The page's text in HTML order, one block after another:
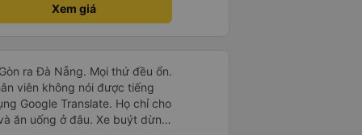
Xem giá
ra Đà Nẵng. Mọi thứ đều ổn.
viên không nói được tiếng
Google Translate. Họ chỉ cho
ăn uống ở đâu. Xe buýt dừng